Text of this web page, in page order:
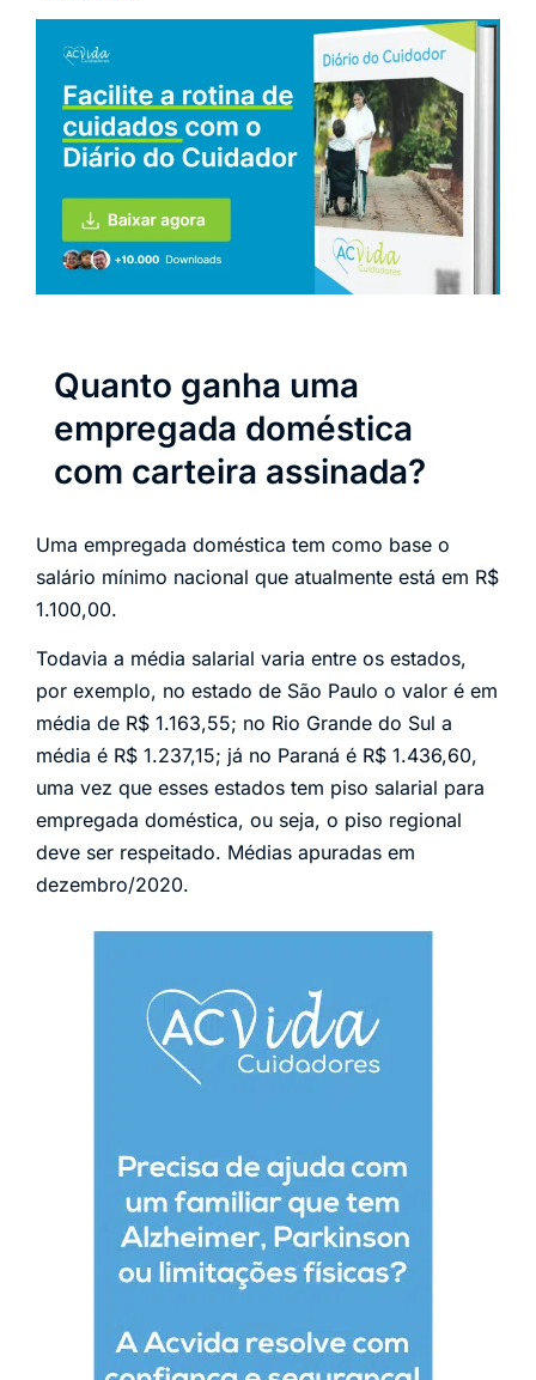
Quanto ganha uma
empregada doméstica
com carteira assinada?
Uma empregada doméstica tem como base o
salário mínimo nacional que atualmente está em R$
1.100,00.
Todavia a média salarial varia entre os estados,
por exemplo, no estado de São Paulo o valor é em
média de R$ 1.163,55; no Rio Grande do Sul a
média é R$ 1.237,15; já no Paraná é R$ 1.436,60,
uma vez que esses estados tem piso salarial para
empregada doméstica, ou seja, o piso regional
deve ser respeitado. Médias apuradas em
dezembro/2020.